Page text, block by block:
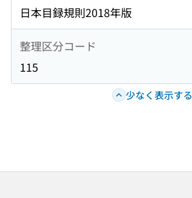
日本目録規則2018年版
整理区分コード
115
少なく表示する